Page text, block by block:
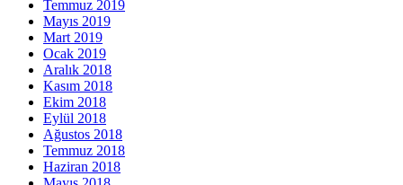
Temmuz 2019
Mayıs 2019
Mart 2019
Ocak 2019
Aralık 2018
Kasım 2018
Ekim 2018
Eylül 2018
Ağustos 2018
Temmuz 2018
Haziran 2018